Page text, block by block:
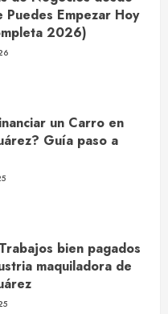
Puedes Empezar Hoy
2026)
un Carro en
Guía paso a
bien pagados
maquiladora de